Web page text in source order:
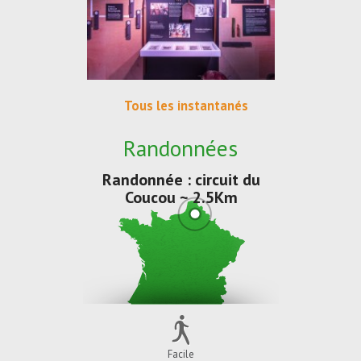
Tous les instantanés
Randonnées
Randonnée : circuit du
Coucou ~ 2.5Km
Facile